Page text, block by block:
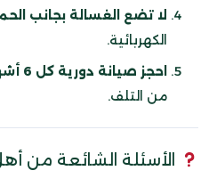
لا تضع الغسالة بجانب
الكهربائية.
احجز صيانة دورية كل 6 أشهر
من التلف.
الأسئلة الشائعة من